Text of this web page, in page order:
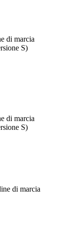
di marcia
S)
di marcia
S)
di marcia